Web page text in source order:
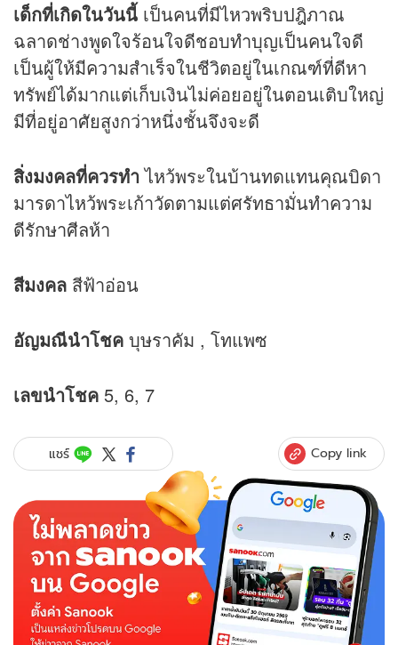
เด็กที่เกิดในวันนี้ เป็นคนที่มีไหวพริบปฎิภาณ
ฉลาดช่างพูดใจร้อนใจดีชอบทำบุญเป็นคนใจดี
เป็นผู้ให้มีความสำเร็จในชีวิตอยู่ในเกณฑ์ที่ดีหา
ทรัพย์ได้มากแต่เก็บเงินไม่ค่อยอยู่ในตอนเติบใหญ่
มีที่อยู่อาศัยสูงกว่าหนึ่งชั้นจึงจะดี
สิ่งมงคลที่ควรทำไหว้พระในบ้านทดแทนคุณบิดา
มารดาไหว้พระเก้าวัดตามแต่ศรัทธามั่นทำความ
ดีรักษาศีลห้า
สีมงคล สีฟ้าอ่อน
อัญมณีนำโชค บุษราคัม , โทแพซ
เลขนำโชค 5, 6, 7
แชร์ Copy link